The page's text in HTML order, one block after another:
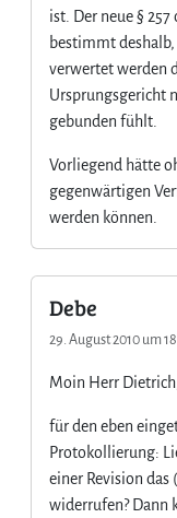
ist. Der neue § 257
bestimmt
verwertet werden
Ursprungsgericht
gebunden fühlt.
Vorliegend hätte
gegenwärtigen
werden können.
Debe
29. August 2010 um
Moin Herr Dietrich,
für den eben
Protokollierung:
einer Revision das
widerrufen? Dann